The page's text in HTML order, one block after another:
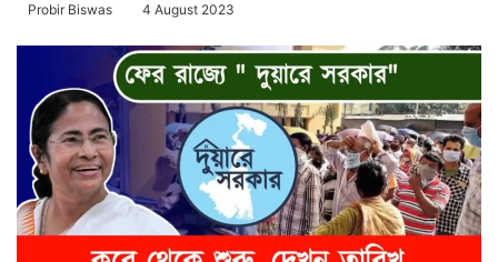
Probir Biswas 4 August 2023